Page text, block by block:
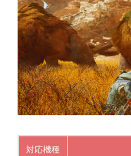
対応機種